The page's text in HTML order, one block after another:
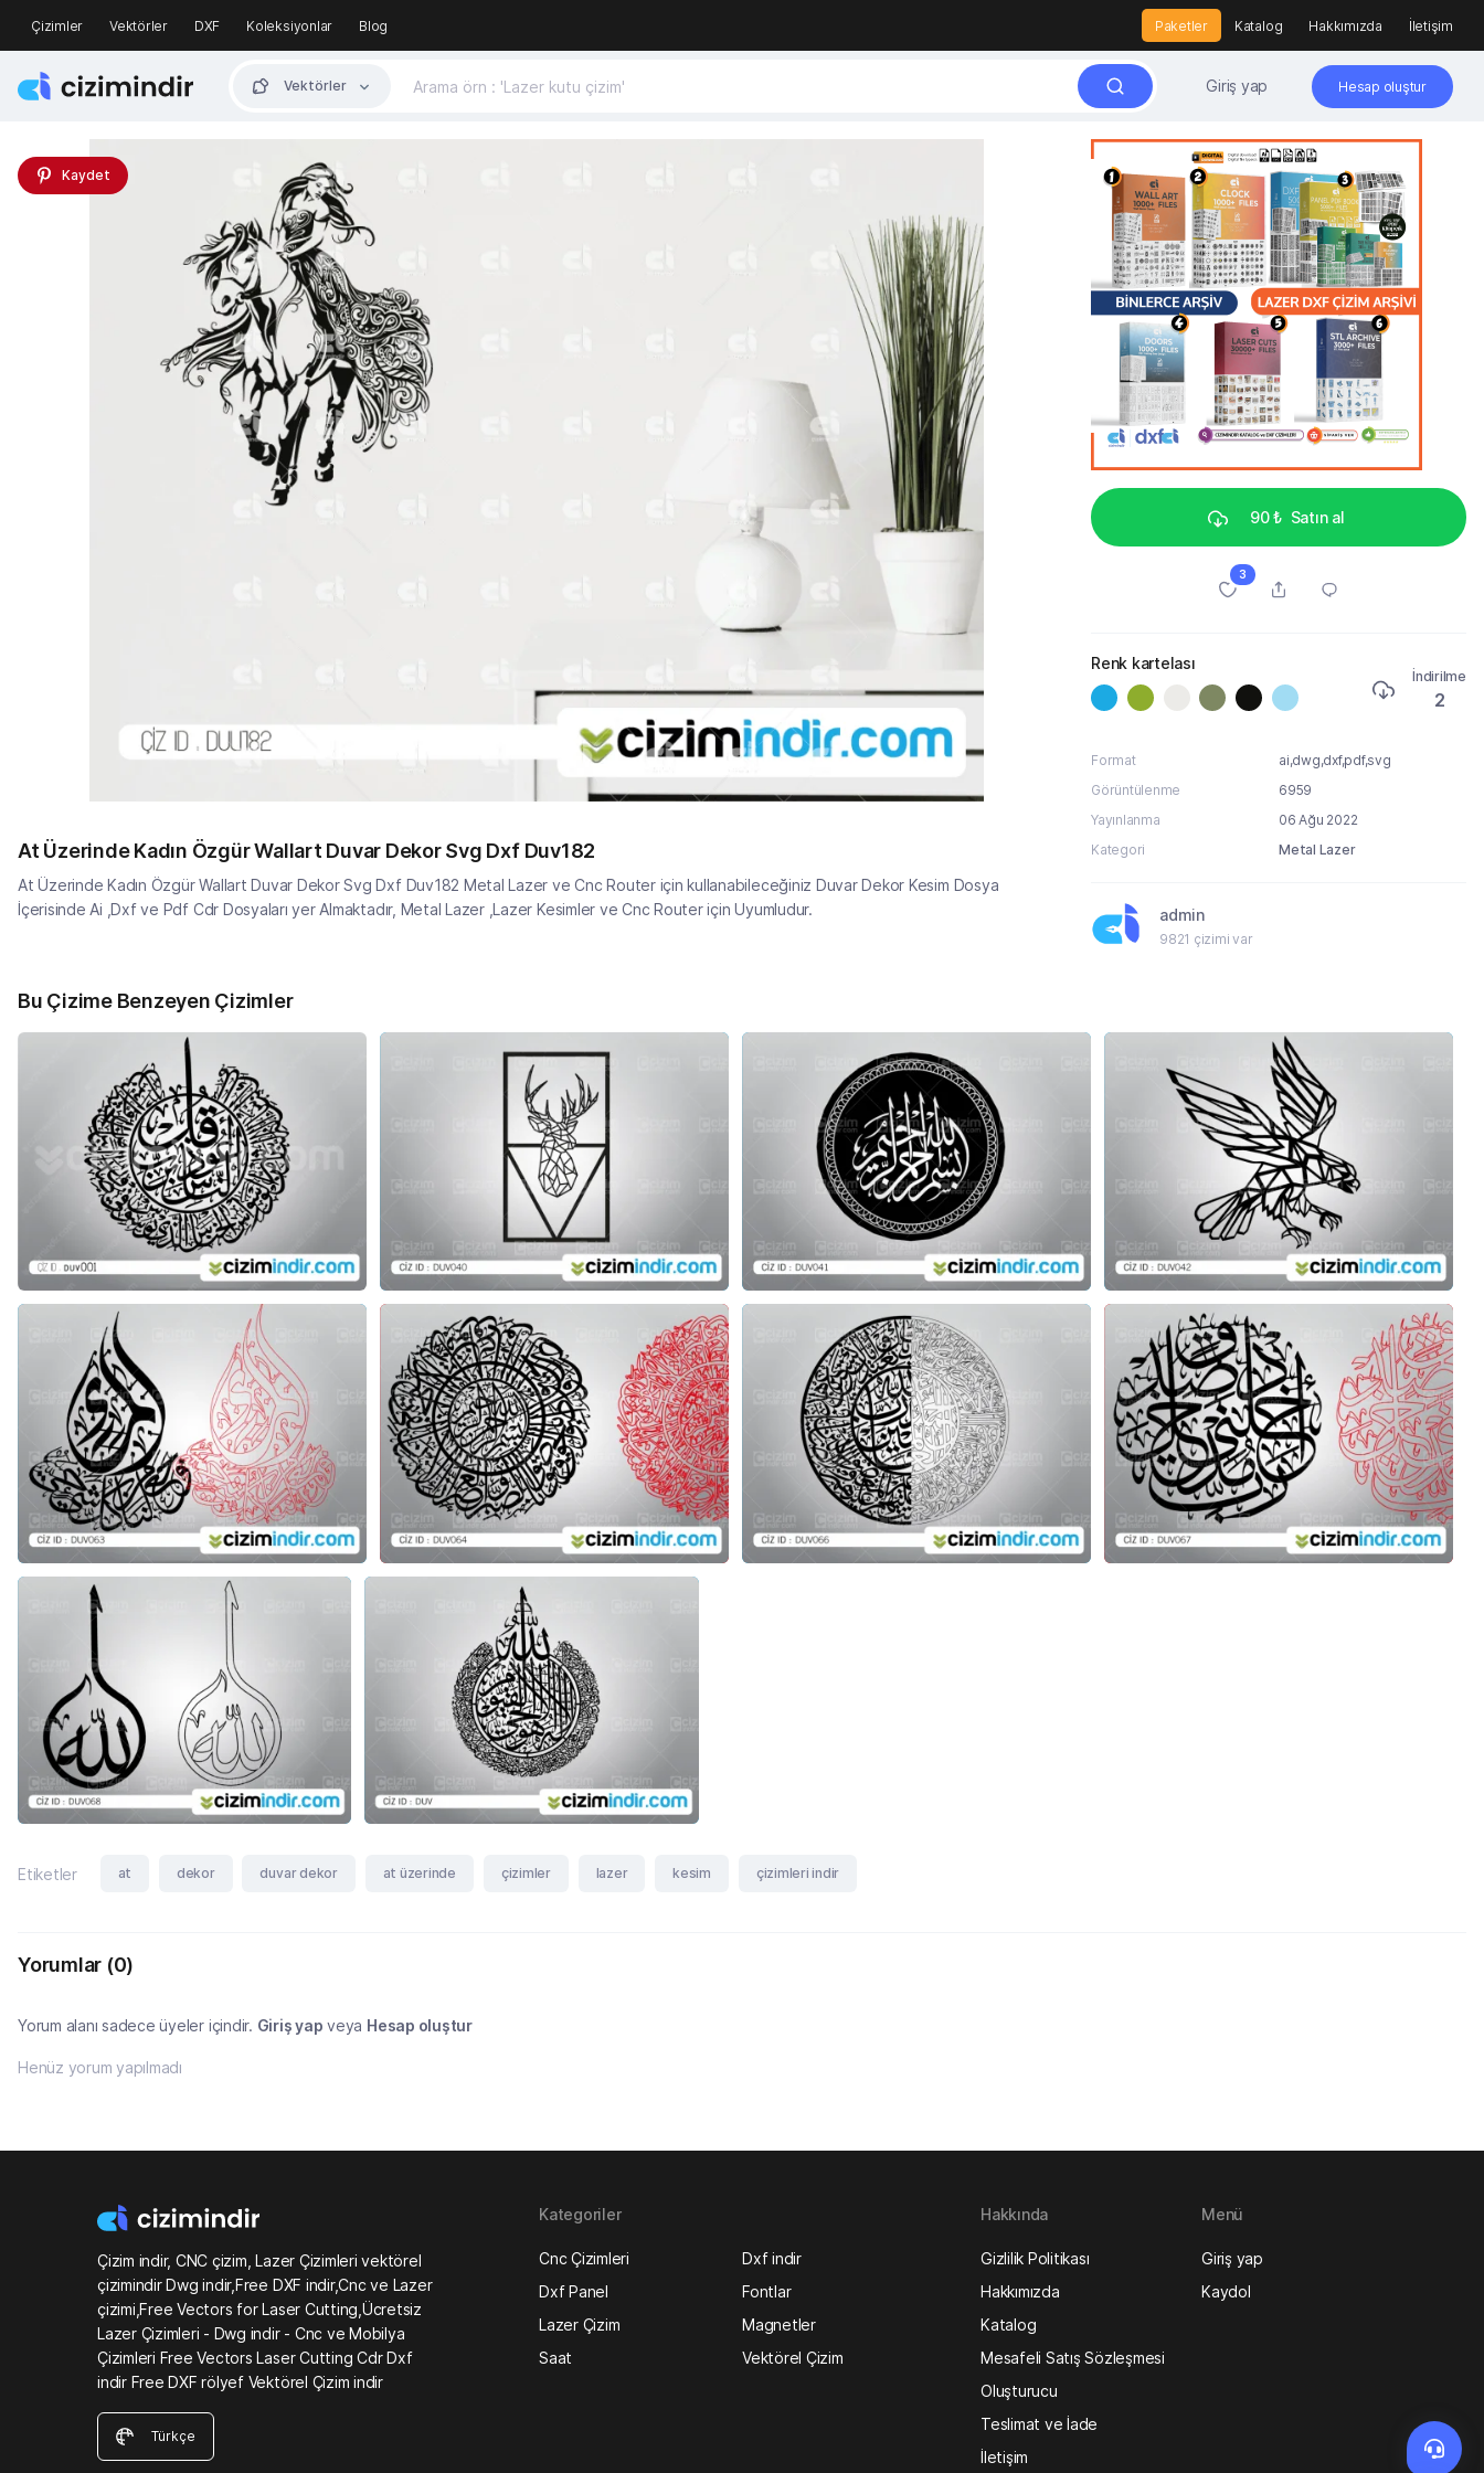
Çizimler Vektörler DXF Koleksiyonlar Blog Paketler Katalog Hakkımızda İletişim
Vektörler Giriş yap Hesap oluştur
Kaydet
At Üzerinde Kadın Özgür Wallart Duvar Dekor Svg Dxf Duv182
At Üzerinde Kadın Özgür Wallart Duvar Dekor Svg Dxf Duv182 Metal Lazer ve Cnc Router için kullanabileceğiniz Duvar Dekor Kesim Dosya
İçerisinde Ai ,Dxf ve Pdf Cdr Dosyaları yer Almaktadır, Metal Lazer ,Lazer Kesimler ve Cnc Router için Uyumludur.
90 ₺ Satın al
3
Renk kartelası
İndirilme
2
Format
ai,dwg,dxf,pdf,svg
Görüntülenme
6959
Yayınlanma
06 Ağu 2022
Kategori
Metal Lazer
admin
9821 çizimi var
Bu Çizime Benzeyen Çizimler
Etiketler at dekor duvar dekor at üzerinde çizimler lazer kesim çizimleri indir
Yorumlar (0)
Yorum alanı sadece üyeler içindir. Giriş yap veya Hesap oluştur
Henüz yorum yapılmadı
Çizim indir, CNC çizim, Lazer Çizimleri vektörel
çizimindir Dwg indir,Free DXF indir,Cnc ve Lazer
çizimi,Free Vectors for Laser Cutting,Ücretsiz
Lazer Çizimleri - Dwg indir - Cnc ve Mobilya
Çizimleri Free Vectors Laser Cutting Cdr Dxf
indir Free DXF rölyef Vektörel Çizim indir
Türkçe
Kategoriler
Cnc Çizimleri
Dxf indir
Dxf Panel
Fontlar
Lazer Çizim
Magnetler
Saat
Vektörel Çizim
Hakkında
Gizlilik Politikası
Hakkımızda
Katalog
Mesafeli Satış Sözleşmesi
Oluşturucu
Teslimat ve İade
İletişim
Menü
Giriş yap
Kaydol